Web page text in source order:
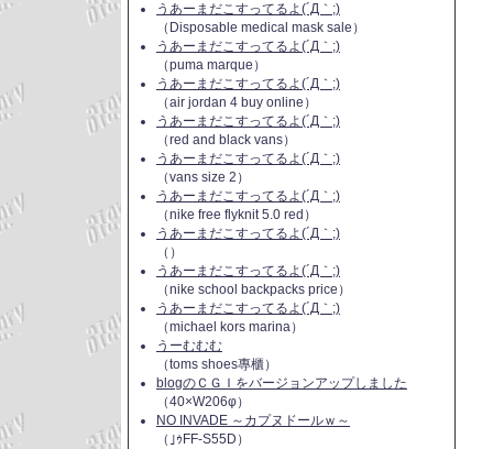
うあーまだこすってるよ(´Д｀;)
（Disposable medical mask sale）
うあーまだこすってるよ(´Д｀;)
（puma marque）
うあーまだこすってるよ(´Д｀;)
（air jordan 4 buy online）
うあーまだこすってるよ(´Д｀;)
（red and black vans）
うあーまだこすってるよ(´Д｀;)
（vans size 2）
うあーまだこすってるよ(´Д｀;)
（nike free flyknit 5.0 red）
うあーまだこすってるよ(´Д｀;)
（）
うあーまだこすってるよ(´Д｀;)
（nike school backpacks price）
うあーまだこすってるよ(´Д｀;)
（michael kors marina）
うーむむむ
（toms shoes專櫃）
blogのＣＧＩをバージョンアップしました
（40×W206φ）
NO INVADE ～カプヌドールｗ～
（｣ｩFF-S55D）